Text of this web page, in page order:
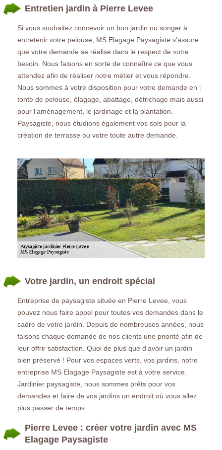
Entretien jardin à Pierre Levee
Si vous souhaitez concevoir un bon jardin ou songer à
entretenir votre pelouse, MS Elagage Paysagiste s’assure
que votre demande se réalise dans le respect de votre
besoin. Nous faisons en sorte de connaître ce que vous
attendez afin de réaliser notre métier et vous répondre.
Nous sommes à votre disposition pour votre demande en :
tonte de pelouse, élagage, abattage, défrichage mais aussi
pour l’aménagement, le jardinage et la plantation.
Paysagiste, nous étudions également vos sols pour la
création de terrasse ou votre toute autre demande.
Votre jardin, un endroit spécial
Entreprise de paysagiste située en Pierre Levee, vous
pouvez nous faire appel pour toutes vos demandes dans le
cadre de votre jardin. Depuis de nombreuses années, nous
faisons chaque demande de nos clients une priorité afin de
leur offrir satisfaction. Quoi de plus que d’avoir un jardin
bien préservé ! Pour vos espaces verts, vos jardins, notre
entreprise MS Elagage Paysagiste est à votre service.
Jardinier paysagiste, nous sommes prêts pour vos
demandes et faire de vos jardins un endroit où vous allez
plus passer de temps.
Pierre Levee : créer votre jardin avec MS
Elagage Paysagiste